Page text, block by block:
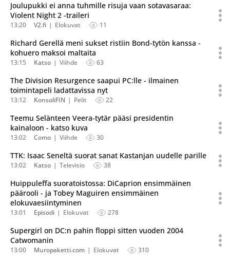
Joulupukki ei anna tuhmille risuja vaan sotavasaraa:
Violent Night 2 -traileri
13:20 V2.fi Elokuvat 11
Richard Gerellä meni sukset ristiin Bond-tytön kanssa -
kohuero maksoi maltaita
13:15 Katso Viihde 63
The Division Resurgence saapui PC:lle - ilmainen
toimintapeli ladattavissa nyt
13:12 KonsoliFIN Pelit 22
Teemu Selänteen Veera-tytär pääsi presidentin
kainaloon - katso kuva
13:02 Como Viihde 30
TTK: Isaac Seneltä suorat sanat Kastanjan uudelle parille
13:02 Katso Televisio 38
Huippuleffa suoratoistossa: DiCaprion ensimmäinen
päärooli - ja Tobey Maguiren ensimmäinen
elokuvaesiintyminen
13:01 Episodi Elokuvat 278
Supergirl on DC:n pahin floppi sitten vuoden 2004
Catwomanin
13:00 Muropaketti.com Elokuvat 310